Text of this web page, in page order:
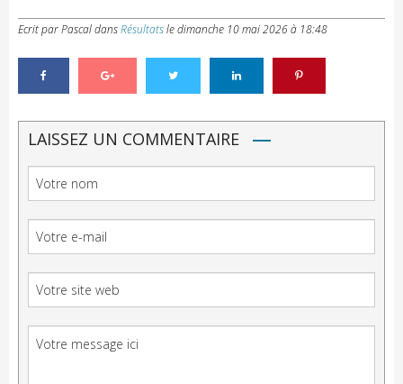
Ecrit par PascaldansRésultatsledimanche 10 mai 2026 à 18:48
LAISSEZ UN COMMENTAIRE